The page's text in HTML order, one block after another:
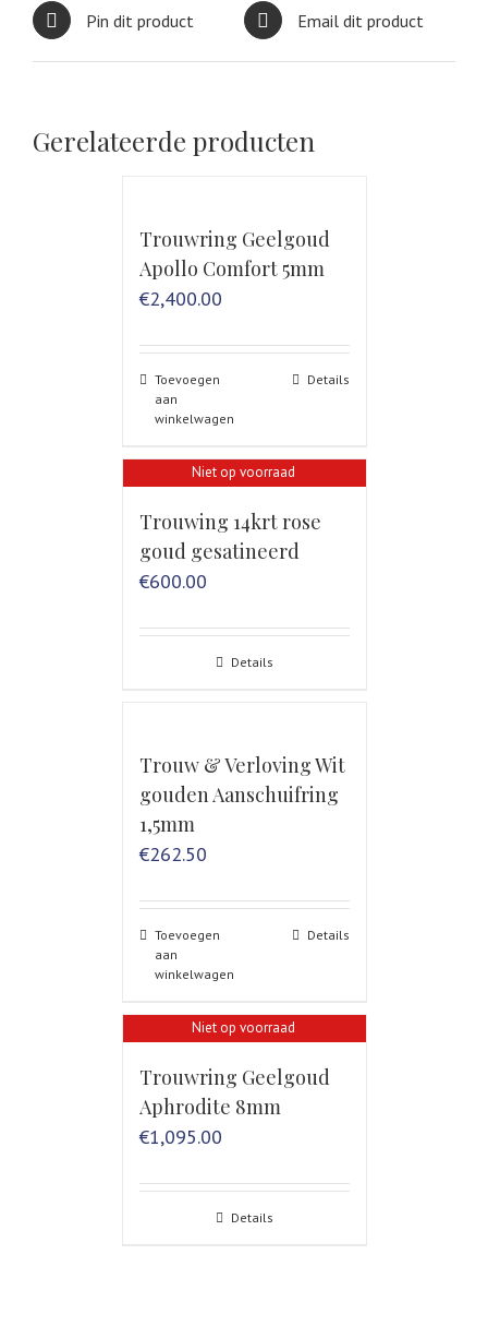
Pin dit product Email dit product
Gerelateerde producten
Trouwring Geelgoud
Apollo Comfort 5mm
€2,400.00
Toevoegen
aan
winkelwagen
Details
Niet op voorraad
Trouwing 14krt rose
goud gesatineerd
€600.00
Details
Trouw & Verloving Wit
gouden Aanschuifring
1,5mm
€262.50
Toevoegen
aan
winkelwagen
Details
Niet op voorraad
Trouwring Geelgoud
Aphrodite 8mm
€1,095.00
Details